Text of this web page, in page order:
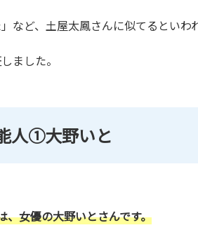
など、土屋太鳳さんに似てるといわ
ました。
人①大野いと
、女優の大野いとさんです。